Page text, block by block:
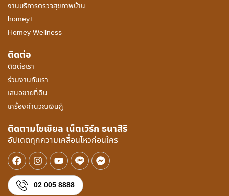
งานบริการตรวจสุขภาพบ้าน
homey+
Homey Wellness
ติดต่อ
ติดต่อเรา
ร่วมงานกับเรา
เสนอขายที่ดิน
เครื่องคำนวณเงินกู้
ติดตามโซเชียล เน็ตเวิร์ก ธนาสิริ
อัปเดตทุกความเคลื่อนไหวก่อนใคร
02 005 8888